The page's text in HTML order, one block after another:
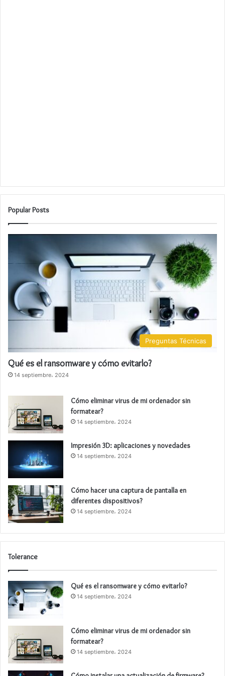
Popular Posts
Preguntas Técnicas
Qué es el ransomware y cómo evitarlo?
14 septiembre، 2024
Cómo eliminar virus de mi ordenador sin
formatear?
14 septiembre، 2024
Impresión 3D: aplicaciones y novedades
14 septiembre، 2024
Cómo hacer una captura de pantalla en
diferentes dispositivos?
14 septiembre، 2024
Tolerance
Qué es el ransomware y cómo evitarlo?
14 septiembre، 2024
Cómo eliminar virus de mi ordenador sin
formatear?
14 septiembre، 2024